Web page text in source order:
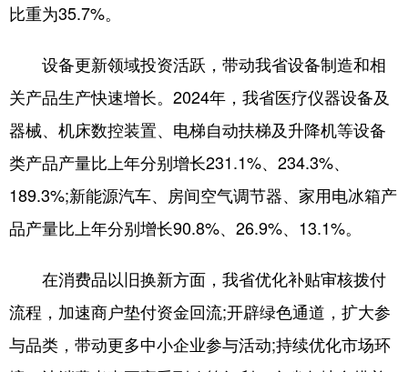
比重为35.7%。
设备更新领域投资活跃，带动我省设备制造和相
关产品生产快速增长。2024年，我省医疗仪器设备及
器械、机床数控装置、电梯自动扶梯及升降机等设备
类产品产量比上年分别增长231.1%、234.3%、
189.3%;新能源汽车、房间空气调节器、家用电冰箱产
品产量比上年分别增长90.8%、26.9%、13.1%。
在消费品以旧换新方面，我省优化补贴审核拨付
流程，加速商户垫付资金回流;开辟绿色通道，扩大参
与品类，带动更多中小企业参与活动;持续优化市场环